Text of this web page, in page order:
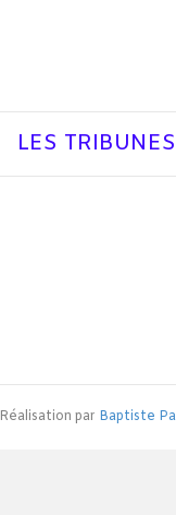
LES TRIBUNES
Réalisation par Baptiste